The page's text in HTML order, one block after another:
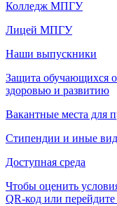
Колледж МПГУ
Лицей МПГУ
Наши выпускники
Защита обучающихся
здоровью и развитию
Вакантные места для
Стипендии и иные
Доступная среда
Чтобы оценить
QR-код или